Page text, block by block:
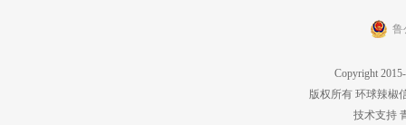
鲁
Copyright
版权所有 环球辣椒
技术支持